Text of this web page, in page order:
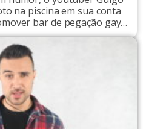
na piscina em sua conta
bar de pegação gay
vez que o
das redes
ano, Guigo Kieras levou os
[…]